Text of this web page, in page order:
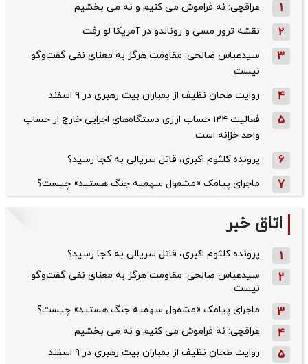
1 عراقچی: نه فراموش می کنیم و نه می بخشیم
2 نقشه ترور مسی و رونالدو در آمریکا لو رفت
3
سیدعباس صالحی: مقاومت هرگز به معنای نفی گفت‌وگو
نیست
4 روایت طحان‌ نظیف از بمباران بیت رهبری در ۹ اسفند
5
فعالیت ۱۲۴ حساب ارزی دستگاه‌های اجرایی خارج از حساب
واحد خزانه است
6 پرونده کلثوم اکبری، قاتل سریالی به کجا رسید؟
7 ماجرای پیامک «مشمول سهمیه جنگ هستید» چیست؟
اتاق خبر
1 پرونده کلثوم اکبری، قاتل سریالی به کجا رسید؟
2
سیدعباس صالحی: مقاومت هرگز به معنای نفی گفت‌وگو
نیست
3 ماجرای پیامک «مشمول سهمیه جنگ هستید» چیست؟
4 عراقچی: نه فراموش می کنیم و نه می بخشیم
5 روایت طحان‌ نظیف از بمباران بیت رهبری در ۹ اسفند